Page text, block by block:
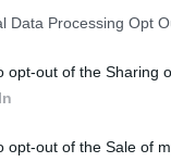
Data Processing Opt
opt-out of the Sharing
opt-out of the Sale of
in